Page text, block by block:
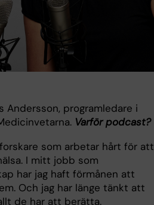
Andersson, programledare i
Varför podcast?
som arbetar hårt för att
I mitt jobb som
har jag haft förmånen att
Och jag har länge tänkt att
de har att berätta.